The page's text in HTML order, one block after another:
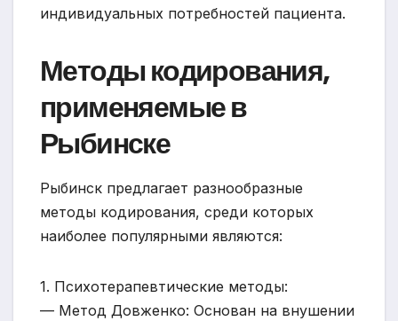
индивидуальных потребностей пациента.
Методы кодирования,
применяемые в
Рыбинске
Рыбинск предлагает разнообразные
методы кодирования, среди которых
наиболее популярными являются:
1. Психотерапевтические методы:
— Метод Довженко: Основан на внушении